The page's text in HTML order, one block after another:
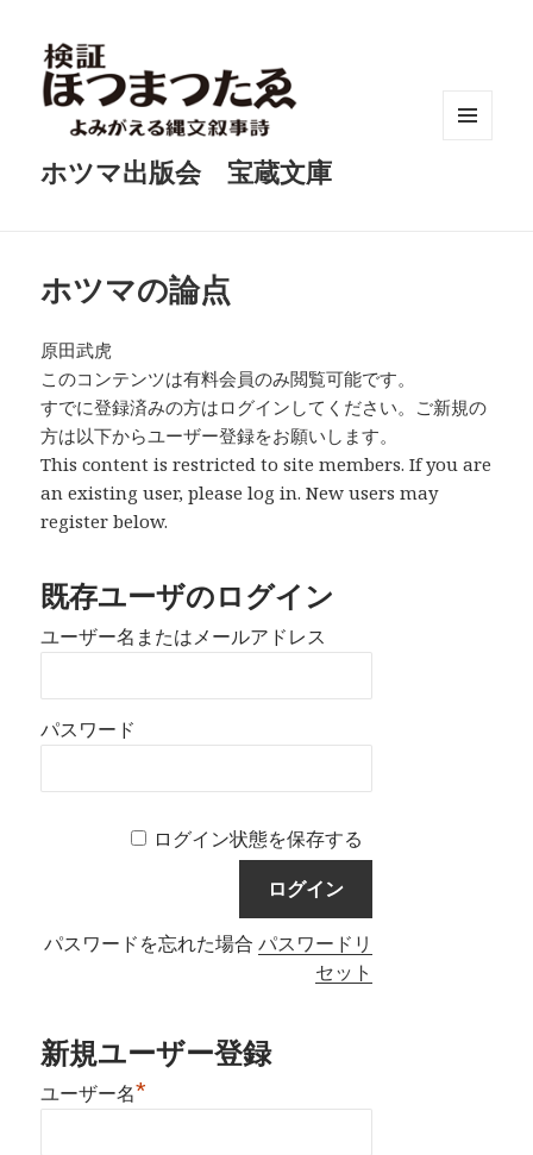
ホツマ出版会 宝蔵文庫
ホツマの論点
原田武虎
このコンテンツは有料会員のみ閲覧可能です。
すでに登録済みの方はログインしてください。ご新規の
方は以下からユーザー登録をお願いします。
This content is restricted to site members. If you are
an existing user, please log in. New users may
register below.
既存ユーザのログイン
ユーザー名またはメールアドレス
パスワード
ログイン状態を保存する
パスワードを忘れた場合パスワードリ
セット
新規ユーザー登録
ユーザー名*